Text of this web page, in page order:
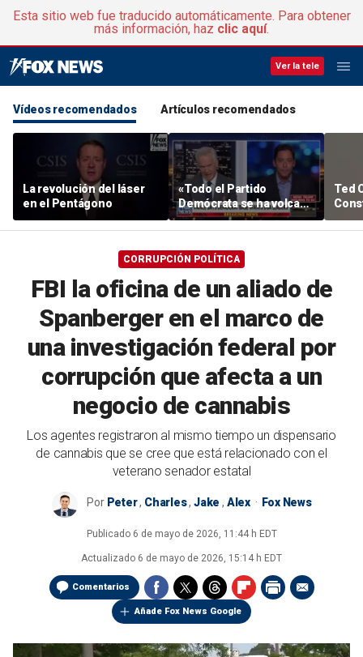
Esta sitio web fue traducido automáticamente. Para obtener
más información, haz clic aquí.
Ver la tele
Vídeos recomendados Artículos recomendados
La revolución del láser
en el Pentágono
«Todo el Partido
Demócrata se ha volcado
en el socialismo», dice
Michael Knowles
Ted
CORRUPCIÓN POLÍTICA
FBI la oficina de un aliado de
Spanberger en el marco de
una investigación federal por
corrupción que afecta a un
negocio de cannabis
Los agentes registraron al mismo tiempo un dispensario
de cannabis que se cree que está relacionado con el
veterano senador estatal
Por Peter, Charles, Jake , Alex Fox News
Publicado 6 de mayo de 2026, 11:44 h EDT
Actualizado 6 de mayo de 2026, 15:14 h EDT
Comentarios
Añade Fox News Google